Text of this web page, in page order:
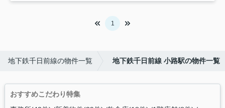
1
地下鉄千日前線の物件一覧 地下鉄千日前線 小路駅の物件一覧
おすすめこだわり特集